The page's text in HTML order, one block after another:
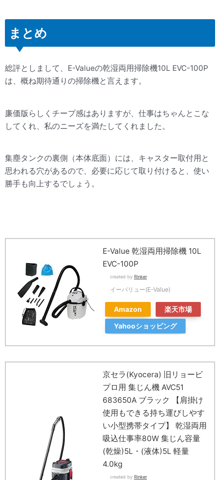
まとめ
総評としまして、E-Valueの乾湿両用掃除機10L EVC-100P
は、概ね期待通りの掃除機と言えます。
廉価版らしくチープ感はありますが、仕事はちゃんとこな
してくれ、私のニーズを満たしてくれました。
集塵タンクの裏側（本体底面）には、キャスター取付用と
思われる穴があるので、必要に応じて取り付けると、使い
勝手も向上するでしょう。
E-Value 乾湿両用掃除機 10L
EVC-100P
created by Rinker
イーバリュー(E-Value)
Amazon
楽天市場
Yahooショッピング
京セラ(Kyocera) 旧リョービ
プロ用 集じん機 AVC51
683650A ブラック 【肩掛け
使用もできる持ち運びしやす
い小型携帯タイプ】 乾湿両用
吸込仕事率80W 集じん容量
(乾燥)5L・(液体)5L 軽量
4.0kg
created by Rinker